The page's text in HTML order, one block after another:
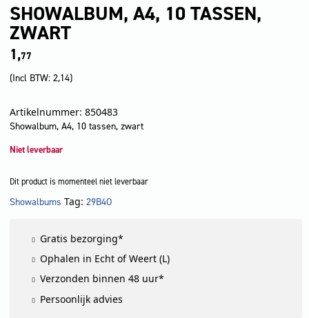
SHOWALBUM, A4, 10 TASSEN,
ZWART
1,77
(Incl BTW: 2,14)
Artikelnummer: 850483
Showalbum, A4, 10 tassen, zwart
Niet leverbaar
Dit product is momenteel niet leverbaar
LET OP!
Showalbums Tag: 29B4O
Gratis bezorging*
Ophalen in Echt of Weert (L)
Verzonden binnen 48 uur*
Persoonlijk advies